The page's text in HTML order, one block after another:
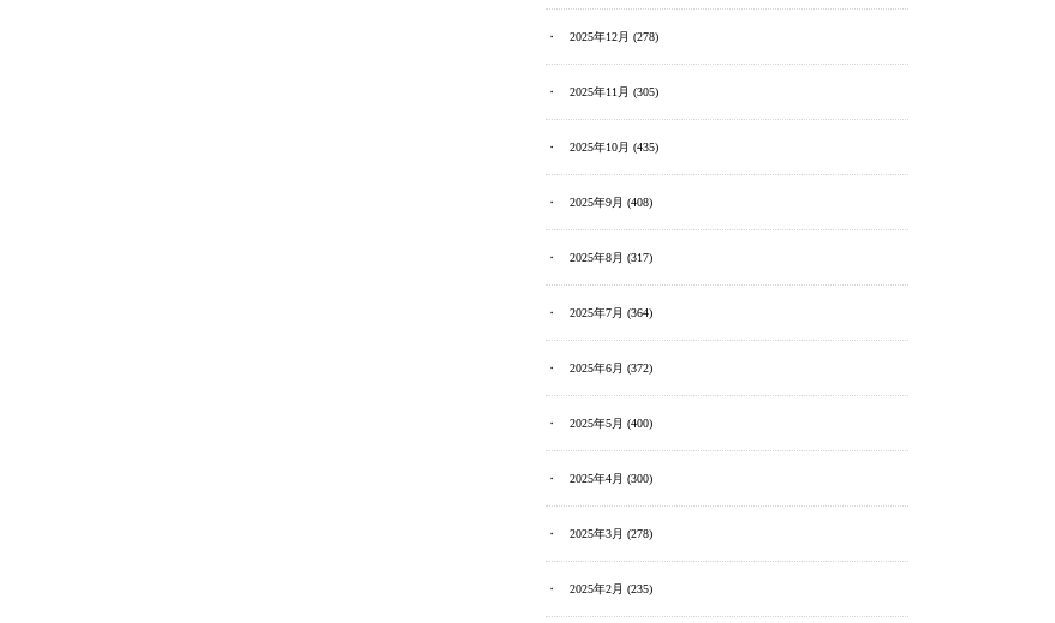
2025年12月 (278)
2025年11月 (305)
2025年10月 (435)
2025年9月 (408)
2025年8月 (317)
2025年7月 (364)
2025年6月 (372)
2025年5月 (400)
2025年4月 (300)
2025年3月 (278)
2025年2月 (235)